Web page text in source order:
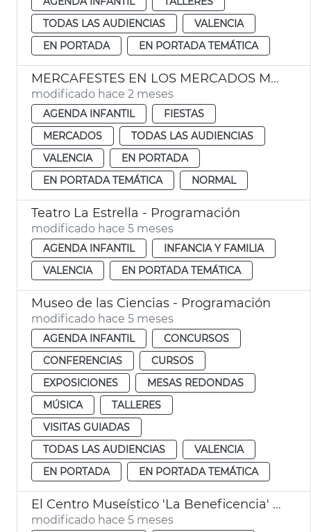
TODAS LAS AUDIENCIAS
VALENCIA
EN PORTADA
EN PORTADA TEMÁTICA
MERCAFESTES EN LOS MERCADOS MUNICIPALES
modificado hace 2 meses
AGENDA INFANTIL
FIESTAS
MERCADOS
TODAS LAS AUDIENCIAS
VALENCIA
EN PORTADA
EN PORTADA TEMÁTICA
NORMAL
Teatro La Estrella - Programación
modificado hace 5 meses
AGENDA INFANTIL
INFANCIA Y FAMILIA
VALENCIA
EN PORTADA TEMÁTICA
Museo de las Ciencias - Programación
modificado hace 5 meses
AGENDA INFANTIL
CONCURSOS
CONFERENCIAS
CURSOS
EXPOSICIONES
MESAS REDONDAS
MÚSICA
TALLERES
VISITAS GUIADAS
TODAS LAS AUDIENCIAS
VALENCIA
EN PORTADA
EN PORTADA TEMÁTICA
El Centro Museístico 'La Beneficencia' - Actividades
modificado hace 5 meses